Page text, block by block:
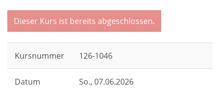
Dieser Kurs ist bereits abgeschlossen.
Kursnummer 126-1046
Datum So., 07.06.2026